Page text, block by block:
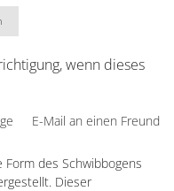
wenn dieses
E-Mail an einen Freund
des Schwibbogens
Dieser